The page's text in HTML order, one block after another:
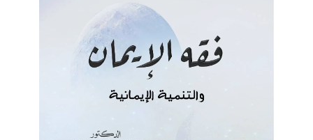
تصريحات نتنياهو المتسارعة, ترجمها بقصفٍ لمستودعات حزب
زيارة وزير الخارجية الامريكي (بومبيو) للمنطقة واعلانه من
مصر عن الدور التخريبي لإيران, وهذا يذكرنا بضرب العراق سنة